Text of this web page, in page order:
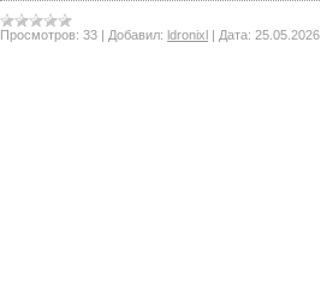
Просмотров: 33 | Добавил: ldronixl | Дата: 25.05.2026